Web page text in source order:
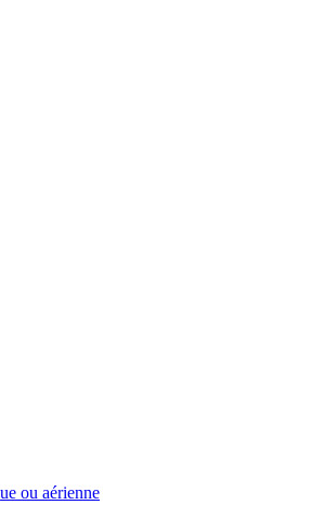
ou aérienne